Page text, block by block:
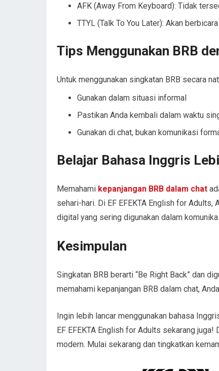
AFK (Away From Keyboard): Tidak
TTYL (Talk To You Later): Akan
Tips Menggunakan BRB
Untuk menggunakan singkatan BRB secara
Gunakan dalam situasi informal
Pastikan Anda kembali dalam waktu
Gunakan di chat, bukan komunikasi
Belajar Bahasa Inggris
Memahami kepanjangan BRB dalam chat
sehari-hari. Di EF EFEKTA English for
digital yang sering digunakan dalam
Kesimpulan
Singkatan BRB berarti “Be Right Back” dan
memahami kepanjangan BRB dalam chat,
Ingin lebih lancar menggunakan bahasa
EF EFEKTA English for Adults sekarang
modern. Mulai sekarang dan tingkatkan